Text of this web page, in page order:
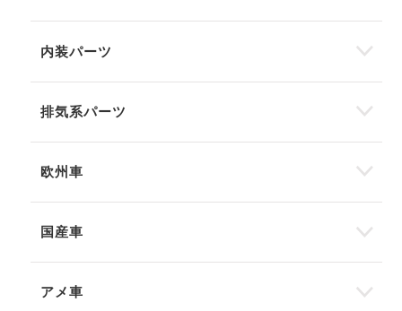
内装パーツ
排気系パーツ
欧州車
国産車
アメ車